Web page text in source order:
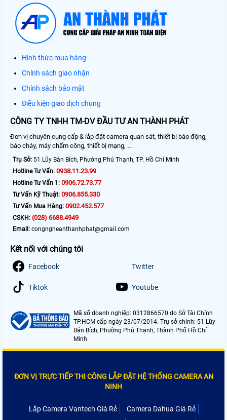
Hình thức mua hàng
Chính sách giao nhận
Chính sách bảo mật
Điều kiện giao dịch chung
CÔNG TY TNHH TM-DV ĐẦU TƯ AN THÀNH PHÁT
Đơn vị chuyên cung cấp & lắp đặt camera quan sát, thiết bị báo động,
báo cháy, máy chấm công, thiết bị mạng, ...
Trụ Sở: 51 Lũy Bán Bích, Phường Phú Thạnh, TP. Hồ Chí Minh
Hotline Tư Vấn: 0938.11.23.99
Hotline Tư Vấn 1: 0906.72.73.77
Tư Vấn Kỹ Thuật: 0906.855.330
Tư Vấn Mua Hàng: 0902.452.577
CSKH: (028) 6688.4949
Email: congngheanthanhphat@gmail.com
Kết nối với chúng tôi
Facebook Twitter
Tiktok Youtube
Mã số doanh nghiệp: 0312866570 do Sở Tài Chính
TP.HCM cấp ngày 23/07/2014. Trụ sở chính: 51 Lũy
Bán Bích, Phường Phú Thạnh, Thành Phố Hồ Chí
Minh
ĐƠN VỊ TRỰC TIẾP THI CÔNG LẮP ĐẶT HỆ THỐNG CAMERA AN
NINH
Lắp Camera Vantech Giá Rẻ
Camera Dahua Giá Rẻ